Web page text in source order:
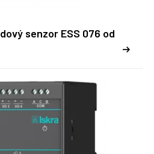
senzor ESS 076 od